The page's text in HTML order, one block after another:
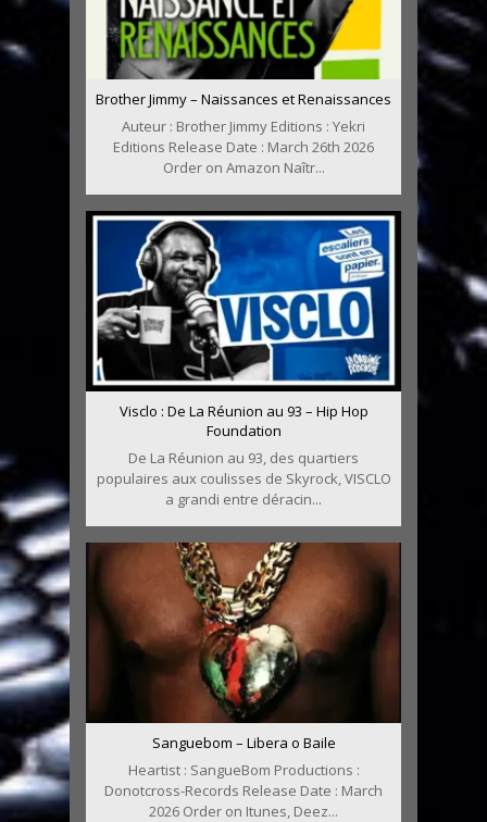
Brother Jimmy – Naissances et Renaissances
Auteur : Brother Jimmy Editions : Yekri
Editions Release Date : March 26th 2026
Order on Amazon Naîtr...
Visclo : De La Réunion au 93 – Hip Hop
Foundation
De La Réunion au 93, des quartiers
populaires aux coulisses de Skyrock, VISCLO
a grandi entre déracin...
Sanguebom – Libera o Baile
Heartist : SangueBom Productions :
Donotcross-Records Release Date : March
2026 Order on Itunes, Deez...